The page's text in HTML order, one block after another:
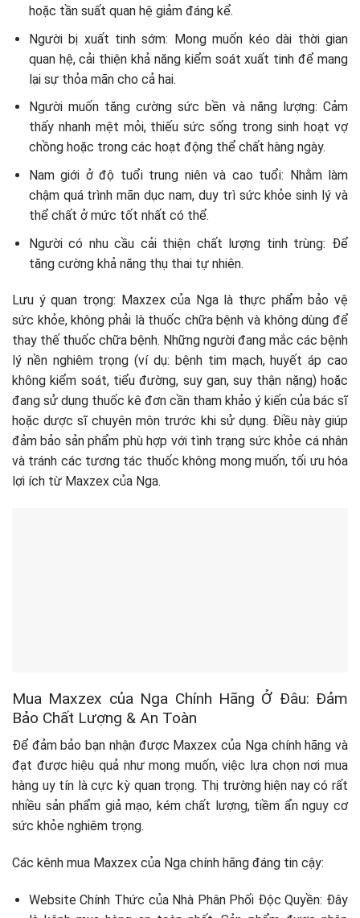
hoặc tần suất quan hệ giảm đáng kể.
Người bị xuất tinh sớm: Mong muốn kéo dài thời gian
quan hệ, cải thiện khả năng kiểm soát xuất tinh để mang
lại sự thỏa mãn cho cả hai.
Người muốn tăng cường sức bền và năng lượng: Cảm
thấy nhanh mệt mỏi, thiếu sức sống trong sinh hoạt vợ
chồng hoặc trong các hoạt động thể chất hàng ngày.
Nam giới ở độ tuổi trung niên và cao tuổi: Nhằm làm
chậm quá trình mãn dục nam, duy trì sức khỏe sinh lý và
thể chất ở mức tốt nhất có thể.
Người có nhu cầu cải thiện chất lượng tinh trùng: Để
tăng cường khả năng thụ thai tự nhiên.
Lưu ý quan trọng: Maxzex của Nga là thực phẩm bảo vệ
sức khỏe, không phải là thuốc chữa bệnh và không dùng để
thay thế thuốc chữa bệnh. Những người đang mắc các bệnh
lý nền nghiêm trọng (ví dụ: bệnh tim mạch, huyết áp cao
không kiểm soát, tiểu đường, suy gan, suy thận nặng) hoặc
đang sử dụng thuốc kê đơn cần tham khảo ý kiến của bác sĩ
hoặc dược sĩ chuyên môn trước khi sử dụng. Điều này giúp
đảm bảo sản phẩm phù hợp với tình trạng sức khỏe cá nhân
và tránh các tương tác thuốc không mong muốn, tối ưu hóa
lợi ích từ Maxzex của Nga.
Mua Maxzex của Nga Chính Hãng Ở Đâu: Đảm
Bảo Chất Lượng & An Toàn
Để đảm bảo bạn nhận được Maxzex của Nga chính hãng và
đạt được hiệu quả như mong muốn, việc lựa chọn nơi mua
hàng uy tín là cực kỳ quan trọng. Thị trường hiện nay có rất
nhiều sản phẩm giả mạo, kém chất lượng, tiềm ẩn nguy cơ
sức khỏe nghiêm trọng.
Các kênh mua Maxzex của Nga chính hãng đáng tin cậy:
Website Chính Thức của Nhà Phân Phối Độc Quyền: Đây